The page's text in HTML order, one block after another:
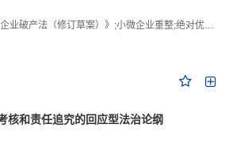
修订草案）》;小微企业重整;绝对优先原则;股东权益保留;预期可支配收入标准
核和责任追究的回应型法治论纲